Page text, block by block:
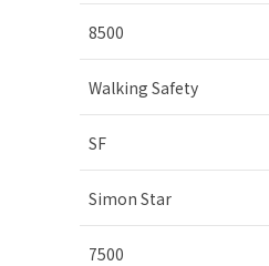
8500
Walking Safety
SF
Simon Star
7500